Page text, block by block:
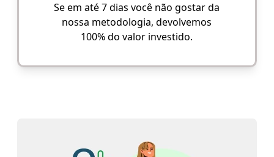
Se em até 7 dias você não gostar da
nossa metodologia, devolvemos
100% do valor investido.